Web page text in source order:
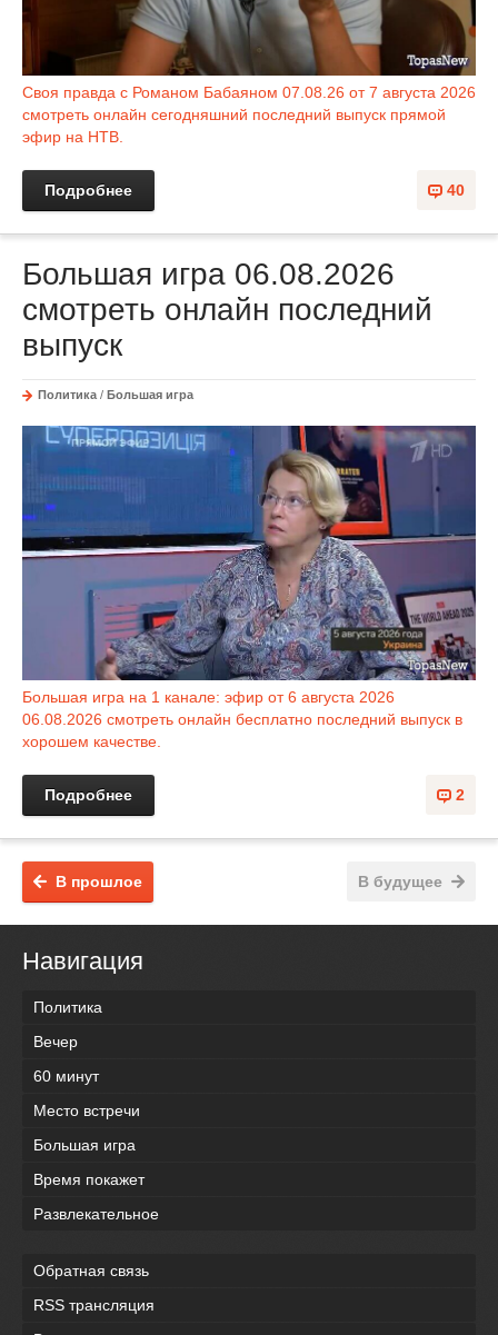
Своя правда с Романом Бабаяном 07.08.26 от 7 августа 2026
смотреть онлайн сегодняшний последний выпуск прямой
эфир на НТВ.
40
Подробнее
Большая игра 06.08.2026
смотреть онлайн последний
выпуск
Политика / Большая игра
Большая игра на 1 канале: эфир от 6 августа 2026
06.08.2026 смотреть онлайн бесплатно последний выпуск в
хорошем качестве.
2
Подробнее
В будущее
В прошлое
Навигация
Политика
Вечер
60 минут
Место встречи
Большая игра
Время покажет
Развлекательное
Обратная связь
RSS трансляция